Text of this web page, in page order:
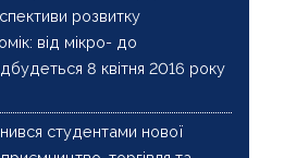
розвитку
від мікро- до
8 квітня 2016 року
студентами нової